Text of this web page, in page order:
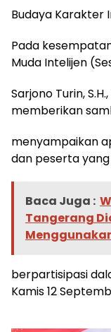
Budaya Karakter
Pada
Muda Intelijen
Sarjono Turin,
memberikan
menyampaikan
dan peserta
Baca Juga :
Tangerang
berpartisipasi
Kamis 12